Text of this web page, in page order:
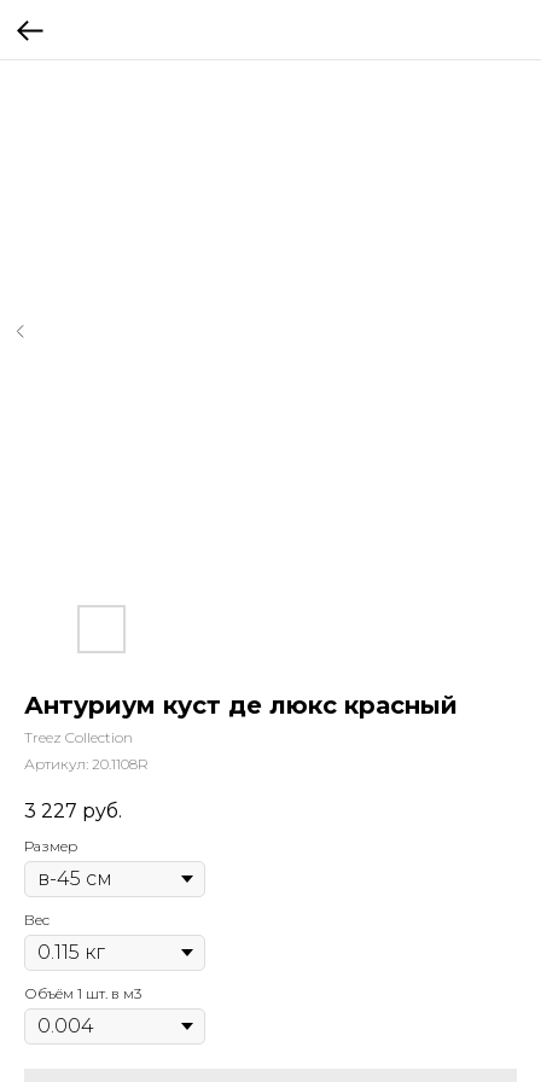
Антуриум куст де люкс красный
Treez Collection
Артикул: 20.1108R
3 227 руб.
Размер
Вес
Объём 1 шт. в м3